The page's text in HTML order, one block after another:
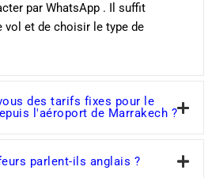
par WhatsApp . Il suffit
vol et de choisir le type de
des tarifs fixes pour le
l'aéroport de Marrakech ?
parlent-ils anglais ?